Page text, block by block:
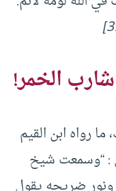
الخمر!
ما رواه ابن القيم
: “وسمعت شيخ
ونور ضريحه يقول